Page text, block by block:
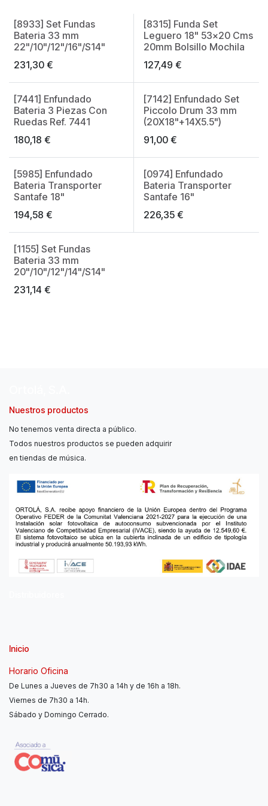
[8933] Set Fundas
Bateria 33 mm
22"/10"/12"/16"/S14"
231,30 € Made in Spain
[8315] Funda Set
Leguero 18" 53x20 Cms
20mm Bolsillo Mochila
127,49 €
[7441] Enfundado
Bateria 3 Piezas Con
Ruedas Ref. 7441
180,18 € Made in Spain
[7142] Enfundado Set
Piccolo Drum 33 mm
(20X18"+14X5.5")
91,00€
Made in Spain
[5985] Enfundado
Bateria Transporter
Santafe 18"
194,58 € Made in Spain
[0974] Enfundado
Bateria Transporter
Santafe 16"
226,35€
[1155] Set Fundas
Bateria 33 mm
20"/10"/12"/14"/S14"
231,14 €
Nuestros productos
No tenemos venta directa a público.
Todos nuestros productos se pueden adquirir
en tiendas de música.
Inicio
Horario Oficina
De Lunes a Jueves de 7h30 a 14h y de 16h a 18h.
Viernes de 7h30 a 14h.
Sábado y Domingo Cerrado.